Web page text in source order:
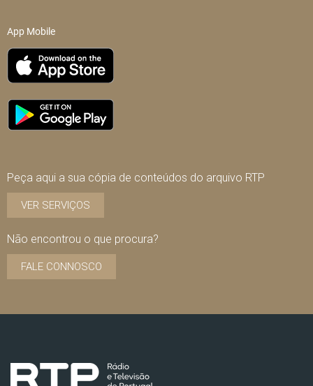
App Mobile
Peça aqui a sua cópia de conteúdos do arquivo RTP
VER SERVIÇOS
Não encontrou o que procura?
FALE CONNOSCO